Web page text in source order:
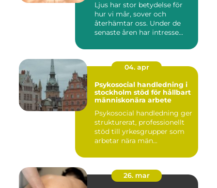
Ljus har stor betydelse för
hur vi mår, sover och
återhämtar oss. Under de
senaste åren har intresse...
04. apr
Psykosocial handledning i
stockholm stöd för hållbart
människonära arbete
Psykosocial handledning ger
strukturerat, professionellt
stöd till yrkesgrupper som
arbetar nära män...
26. mar